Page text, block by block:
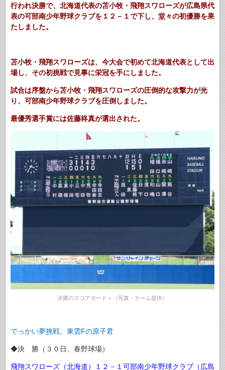
行われ決勝で、北海道代表の苫小牧・飛翔スワローズが広島県代
表の可部南少年野球クラブを１２－１で下し、堂々の初優勝を果
たしました。
苫小牧・飛翔スワローズは、今大会で初めて北海道代表として出
場し、その初挑戦で見事に栄冠を手にしました。
試合は序盤から苫小牧・飛翔スワローズの圧倒的な攻撃力が光
り、可部南少年野球クラブを圧倒しました。
最優秀選手賞には佐藤柊真が選出された。
決勝のスコアボード＝（写真・チーム提供）
でっかい夢挑戦、東雲Fの原子君
◆決 勝（３０日、春野球場）
飛翔スワローズ（北海道）１２－１可部南少年野球クラブ（広島